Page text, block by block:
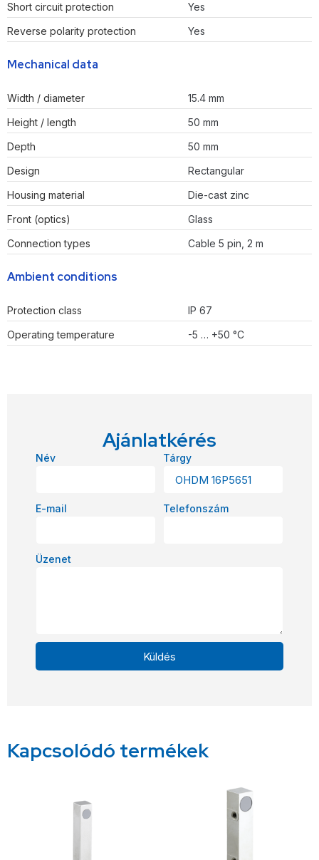
Short circuit protection
Yes
Reverse polarity protection
Yes
Mechanical data
Width / diameter
15.4 mm
Height / length
50 mm
Depth
50 mm
Design
Rectangular
Housing material
Die-cast zinc
Front (optics)
Glass
Connection types
Cable 5 pin, 2 m
Ambient conditions
Protection class
IP 67
Operating temperature
-5 … +50 °C
Ajánlatkérés
Név Tárgy
E-mail Telefonszám
Üzenet
Küldés
Kapcsolódó termékek